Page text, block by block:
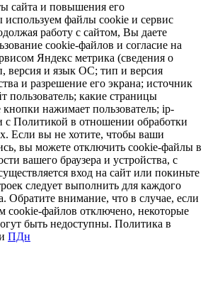
сайта и повышения его
файлы cookie и сервис
работу с сайтом, Вы даете
cookie-файлов и согласие на
Яндекс метрика (сведения о
версия и язык ОС; тип и версия
и разрешение его экрана; источник
пользователь; какие страницы
нажимает пользователь; ip-
с Политикой в отношении обработки
Если вы не хотите, чтобы ваши
вы можете отключить cookie-файлы в
вашего браузера и устройства, с
вход на сайт или покиньте
следует выполнить для каждого
Обратите внимание, что в случае, если
cookie-файлов отключено, некоторые
быть недоступны. Политика в
ПДн